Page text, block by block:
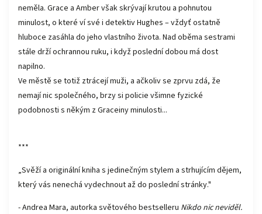
neměla. Grace a Amber však skrývají krutou a pohnutou
minulost, o které ví své i detektiv Hughes – vždyť ostatně
hluboce zasáhla do jeho vlastního života. Nad oběma sestrami
stále drží ochrannou ruku, i když poslední dobou má dost
napilno.
Ve městě se totiž ztrácejí muži, a ačkoliv se zprvu zdá, že
nemají nic společného, brzy si policie všimne fyzické
podobnosti s někým z Graceiny minulosti...
***
„Svěží a originální kniha s jedinečným stylem a strhujícím dějem,
který vás nenechá vydechnout až do poslední stránky."
- Andrea Mara, autorka světového bestselleru Nikdo nic neviděl.